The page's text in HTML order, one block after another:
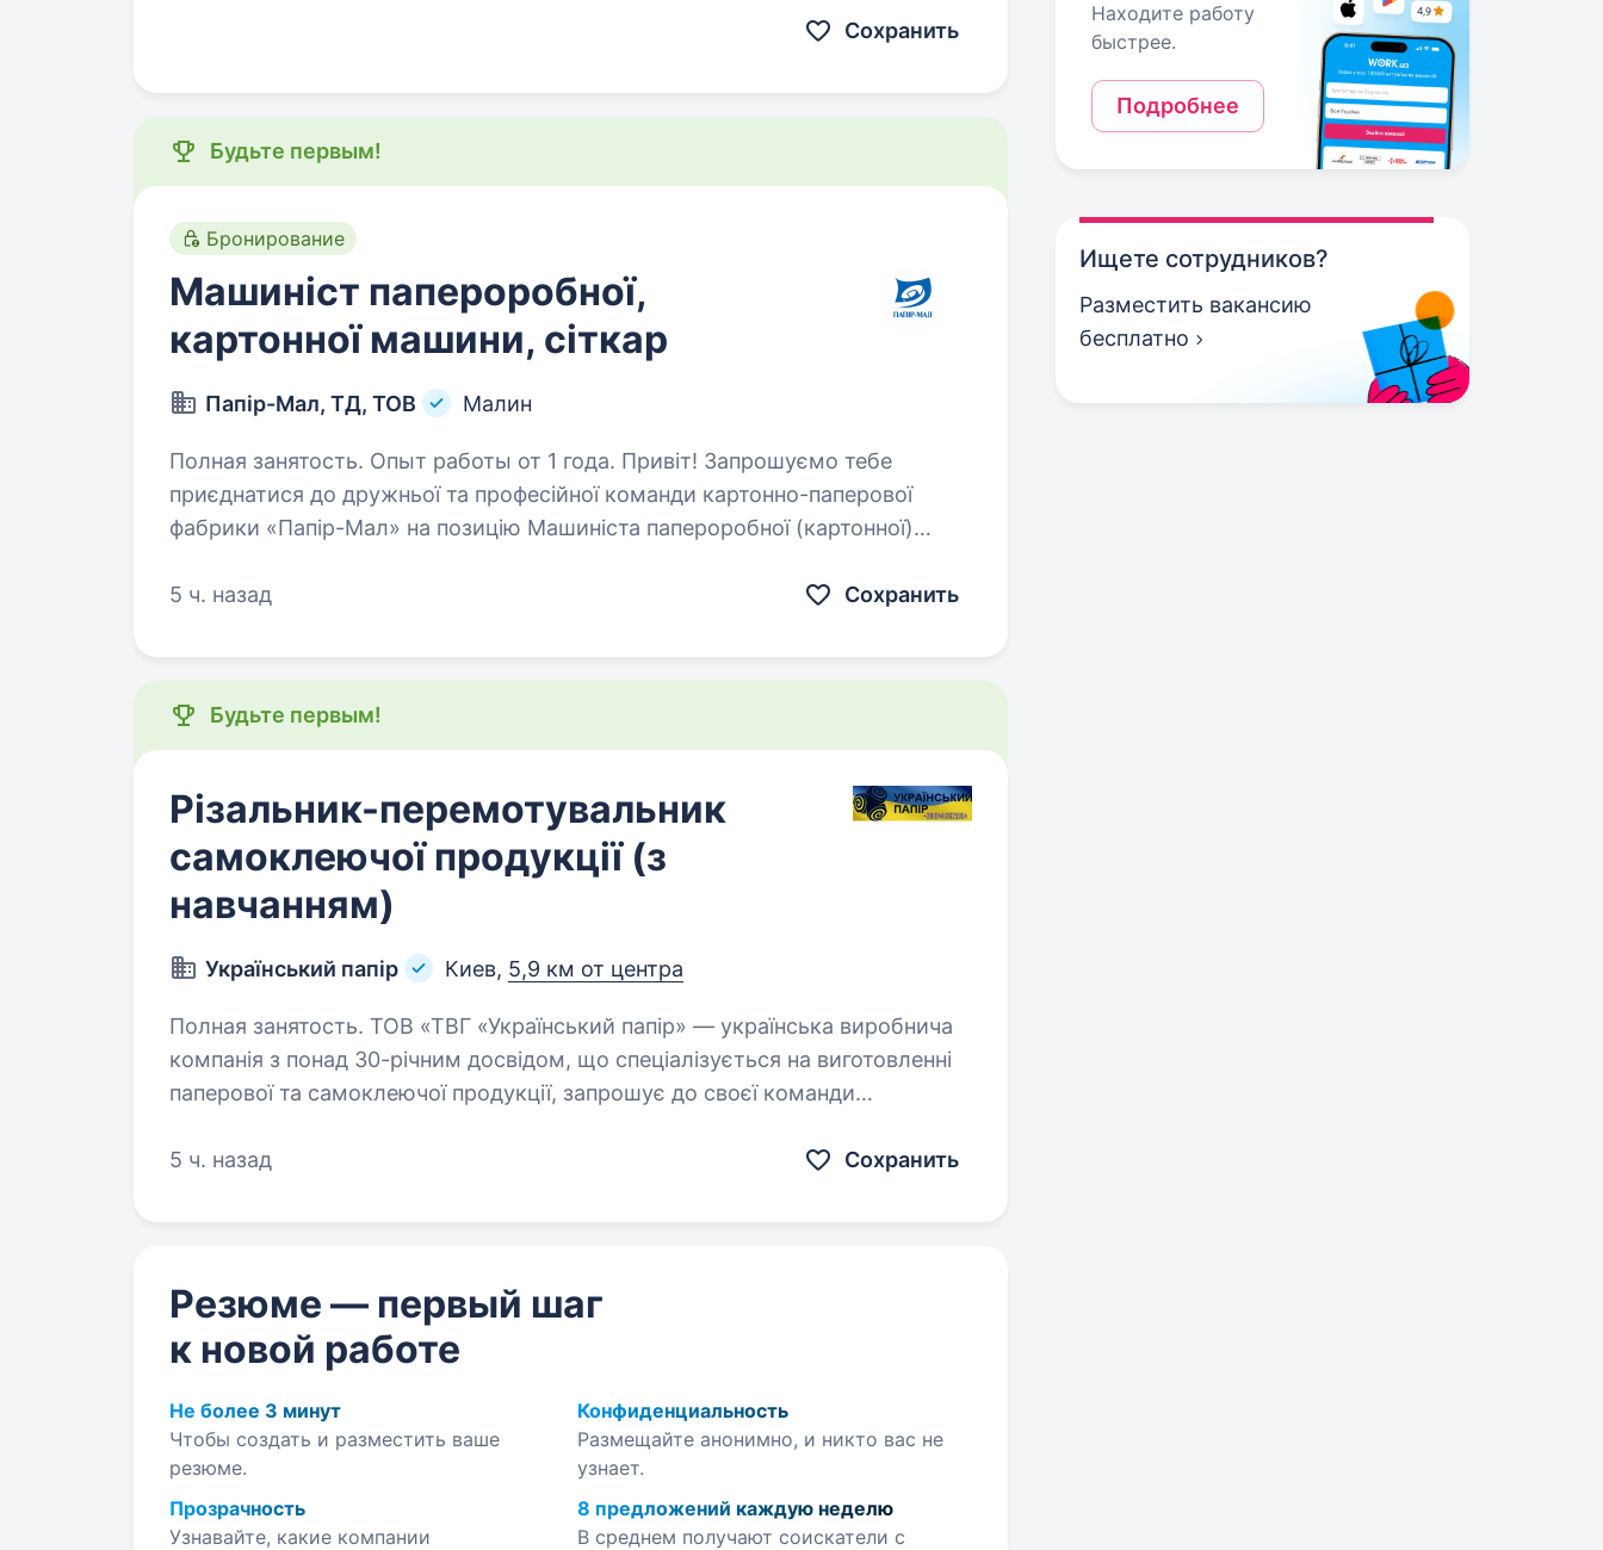
Сохранить
Будьте первым!
Бронирование
Машиніст папероробної,
картонної машини, сіткар
Папір-Мал, ТД, ТОВ Малин
Полная занятость. Опыт работы от 1 года. Привіт! Запрошуємо тебе
приєднатися до дружньої та професійної команди картонно-паперової
фабрики «Папір-Мал» на позицію Машиніста папероробної (картонної)
5 ч. назад
Сохранить
Будьте первым!
Різальник-перемотувальник
самоклеючої продукції (з
навчанням)
Український папір Киев, 5,9 км от центра
Полная занятость. ТОВ «ТВГ «Український папір» — українська виробнича
компанія з понад 30-річним досвідом, що спеціалізується на виготовленні
паперової та самоклеючої продукції, запрошує до своєї команди
5 ч. назад
Сохранить
Резюме — первый шаг
к новой работе
Не более 3 минут
Чтобы создать и разместить ваше
резюме.
Конфиденциальность
Размещайте анонимно, и никто вас не
узнает.
Прозрачность
Узнавайте, какие компании
8 предложений каждую неделю
В среднем получают соискатели с
Находите работу
быстрее.
Подробнее
Ищете сотрудников?
Разместить вакансию
бесплатно